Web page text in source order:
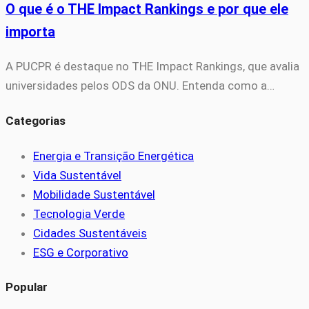
O que é o THE Impact Rankings e por que ele
importa
A PUCPR é destaque no THE Impact Rankings, que avalia
universidades pelos ODS da ONU. Entenda como a…
Categorias
Energia e Transição Energética
Vida Sustentável
Mobilidade Sustentável
Tecnologia Verde
Cidades Sustentáveis
ESG e Corporativo
Popular